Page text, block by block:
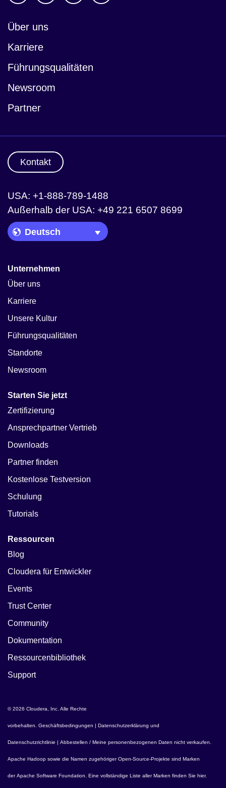
Über uns
Karriere
Führungsqualitäten
Newsroom
Partner
Kontakt
USA: +1-888-789-1488
Außerhalb der USA: +49 221 6507 8699
Language Picker
Unternehmen
Über uns
Karriere
Unsere Kultur
Führungsqualitäten
Standorte
Newsroom
Starten Sie jetzt
Zertifizierung
Ansprechpartner Vertrieb
Downloads
Partner finden
Kostenlose Testversion
Schulung
Tutorials
Ressourcen
Blog
Cloudera für Entwickler
Events
Trust Center
Community
Dokumentation
Ressourcenbibliothek
Support
© 2026 Cloudera, Inc. Alle Rechte
vorbehalten. Geschäftsbedingungen | Datenschutzerklärung und
Datenschutzrichtlinie | Abbestellen / Meine personenbezogenen Daten nicht verkaufen
Apache Hadoop sowie die Namen zugehöriger Open-Source-Projekte sind Marken
derApache Software Foundation . Eine vollständige Liste aller Marken finden Sie hier.